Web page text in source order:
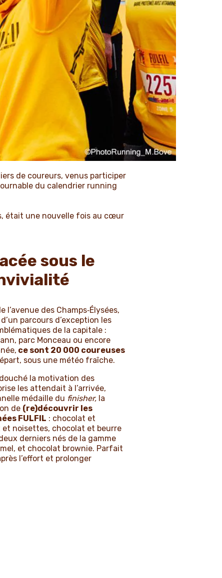
de coureurs, venus participer
du calendrier running
était une nouvelle fois au cœur
sous le
l’avenue des Champs‑Élysées,
parcours d’exception les
de la capitale :
parc Monceau ou encore
ce sont 20 000 coureuses
sous une météo fraîche.
la motivation des
les attendait à l’arrivée,
médaille du finisher, la
de (re)découvrir les
FULFIL : chocolat et
et noisettes, chocolat et beurre
derniers nés de la gamme
et chocolat brownie. Parfait
l’effort et prolonger